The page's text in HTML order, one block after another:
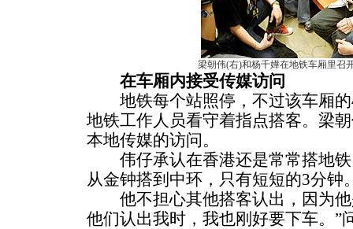
梁朝伟(右)和杨千嬅在地铁车厢里召
在车厢内接受传媒访问
地铁每个站照停，不过该车厢的
地铁工作人员看守着指点搭客。梁
本地传媒的访问。
伟仔承认在香港还是常常搭地铁
从金钟搭到中环，只有短短的3分钟
他不担心其他搭客认出，因为他
他们认出我时，我也刚好要下车。”